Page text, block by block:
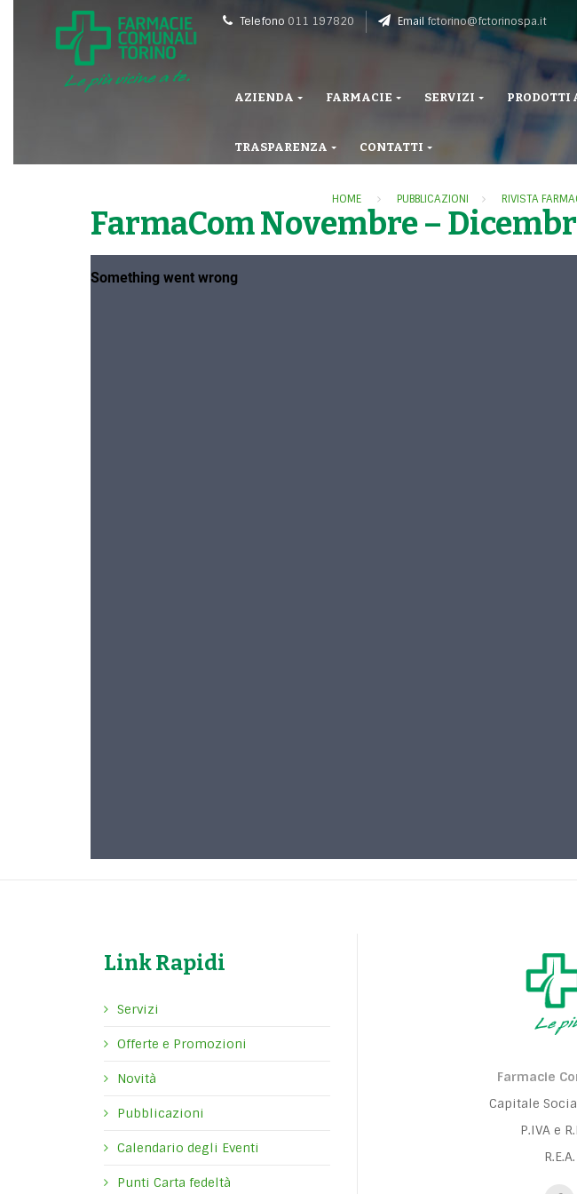
Telefono 011 197820 Email fctorino@fctorinospa.it
AZIENDA FARMACIE SERVIZI PRODOTTI
TRASPARENZA CONTATTI
HOME PUBBLICAZIONI RIVISTA
FarmaCom Novembre –
Link Rapidi
Servizi
Offerte e Promozioni
Novità
Pubblicazioni
Calendario degli Eventi
Punti Carta fedeltà
Farmacie
Capitale
P.IVA e